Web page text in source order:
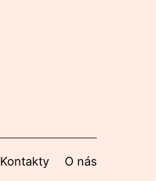
Kontakty O nás